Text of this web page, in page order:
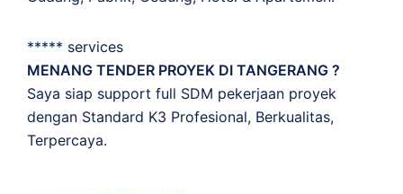
***** services
MENANG TENDER PROYEK DI TANGERANG ?
Saya siap support full SDM pekerjaan proyek
dengan Standard K3 Profesional, Berkualitas,
Terpercaya.